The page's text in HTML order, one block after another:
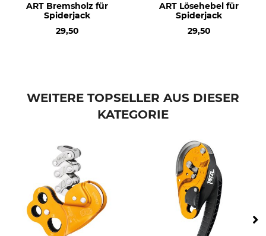
ART Bremsholz für
Spiderjack
29,50
ART Lösehebel für
Spiderjack
29,50
WEITERE TOPSELLER AUS DIESER
KATEGORIE